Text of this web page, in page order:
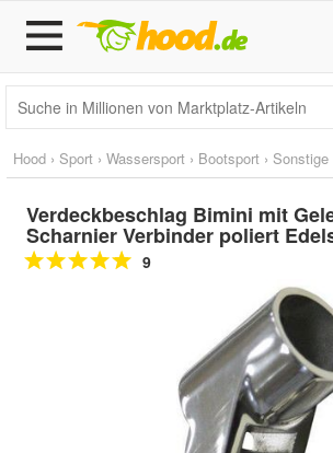
Hood › Sport › Wassersport › Bootsport › Sonstige
Verdeckbeschlag Bimini mit
Scharnier Verbinder poliert
9